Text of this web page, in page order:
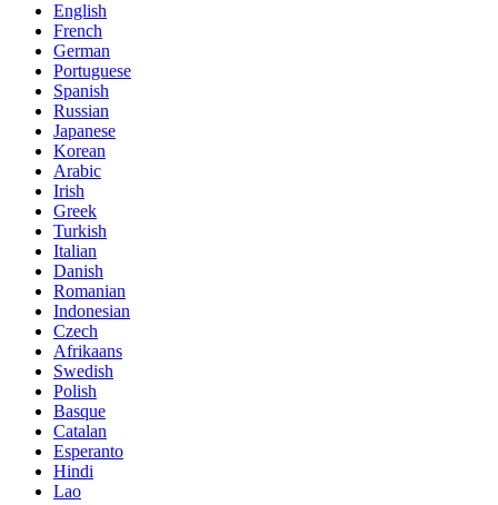
English
French
German
Portuguese
Spanish
Russian
Japanese
Korean
Arabic
Irish
Greek
Turkish
Italian
Danish
Romanian
Indonesian
Czech
Afrikaans
Swedish
Polish
Basque
Catalan
Esperanto
Hindi
Lao